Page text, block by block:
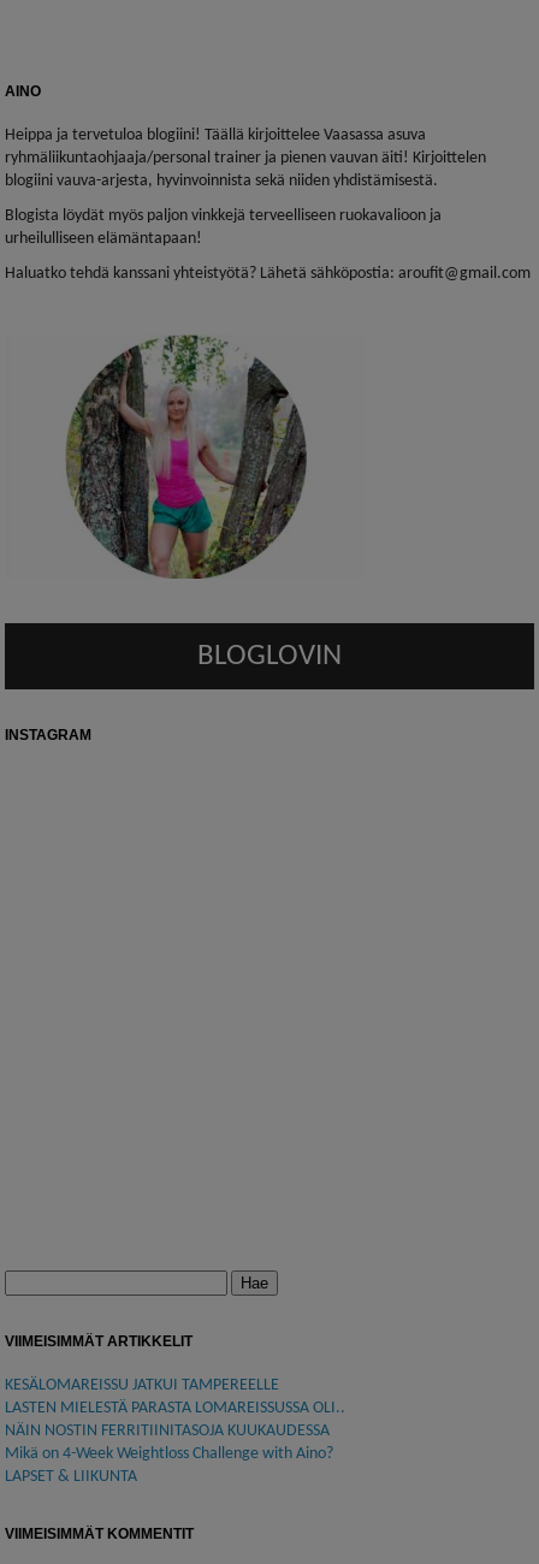
AINO
Heippa ja tervetuloa blogiini! Täällä kirjoittelee Vaasassa asuva
ryhmäliikuntaohjaaja/personal trainer ja pienen vauvan äiti! Kirjoittelen
blogiini vauva-arjesta, hyvinvoinnista sekä niiden yhdistämisestä.
Blogista löydät myös paljon vinkkejä terveelliseen ruokavalioon ja
urheilulliseen elämäntapaan!
Haluatko tehdä kanssani yhteistyötä? Lähetä sähköpostia: aroufit@gmail.com
BLOGLOVIN
INSTAGRAM
VIIMEISIMMÄT ARTIKKELIT
KESÄLOMAREISSU JATKUI TAMPEREELLE
LASTEN MIELESTÄ PARASTA LOMAREISSUSSA OLI..
NÄIN NOSTIN FERRITIINITASOJA KUUKAUDESSA
Mikä on 4-Week Weightloss Challenge with Aino?
LAPSET & LIIKUNTA
VIIMEISIMMÄT KOMMENTIT